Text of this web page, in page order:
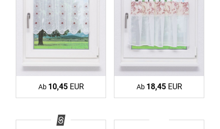
Ab 10,45EUR Ab 18,45EUR